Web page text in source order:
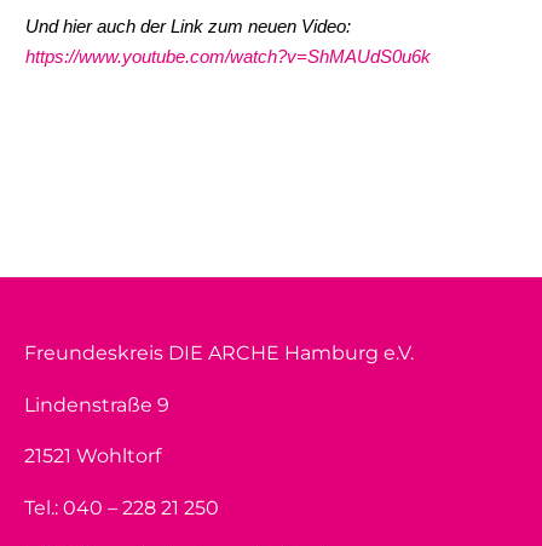
Und hier auch der Link zum neuen Video:
https://www.youtube.com/watch?v=ShMAUdS0u6k
Freundeskreis DIE ARCHE Hamburg e.V.
Lindenstraße 9
21521 Wohltorf
Tel.: 040 – 228 21 250